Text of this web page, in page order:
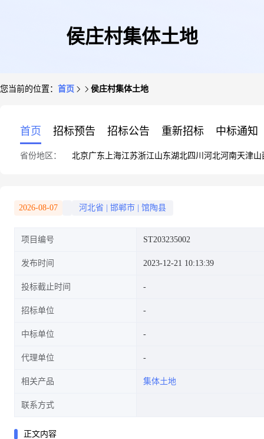
侯庄村集体土地
您当前的位置： 首页 侯庄村集体土地
首页 招标预告 招标公告 重新招标 中标通知
省份地区： 北京广东 上海江苏浙江山东湖北四川 河北河南天津山
2026-08-07 河北省 邯郸市 馆陶县
项目编号 ST203235002
发布时间 2023-12-21 10:13:39
投标截止时间
招标单位
中标单位
代理单位
相关产品 集体土地
联系方式
正文内容